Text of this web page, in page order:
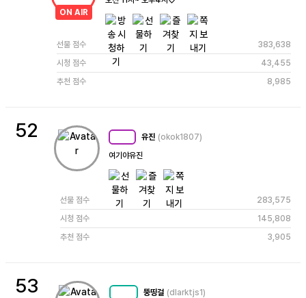
ON AIR
선물 점수
383,638
시청 점수
43,455
추천 점수
8,985
52 유진 (okok1807)
여기야유진
선물 점수
283,575
시청 점수
145,808
추천 점수
3,905
53 뚱띵걸 (dlarktjs1)